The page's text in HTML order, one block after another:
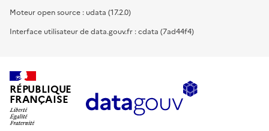
Moteur open source : udata (17.2.0)
Interface utilisateur de data.gouv.fr : cdata (7ad44f4)
RÉPUBLIQUE
FRANÇAISE